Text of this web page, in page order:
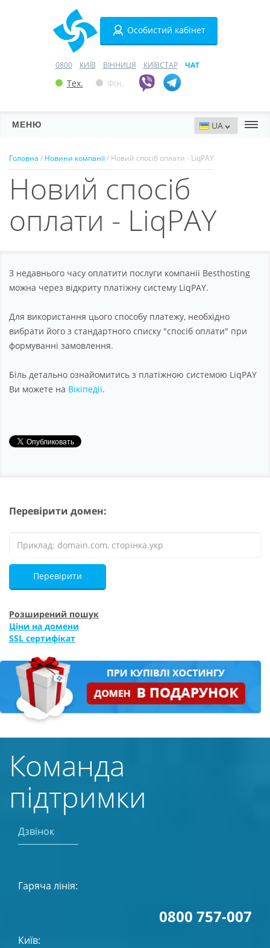
Особистий кабінет
0800 КИЇВ ВІННИЦЯ КИЇВСТАР ЧАТ
Тех. Фін.
МЕНЮ
Домени
VPN
Партнерство
Про компанію
Головна / Новини компанії/ Новий спосіб оплати - LiqPAY
Новий спосіб
оплати - LiqPAY
З недавнього часу оплатити послуги компанії Besthosting
можна через відкриту платіжну систему LiqPAY.
Для використання цього способу платежу, необхідно
вибрати його з стандартного списку "спосіб оплати" при
формуванні замовлення.
Біль детально ознайомитись з платіжною системою LiqPAY
Ви можете на Вікіпедії.
Перевірити домен:
Перевірити
Розширений пошук
Ціни на домени
SSL сертифікат
Команда
підтримки
Дзвінок
Гаряча лінія:
0800 757-007
Київ: